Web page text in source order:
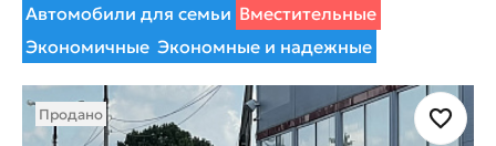
Автомобили для семьи Вместительные
Экономичные Экономные и надежные
Продано